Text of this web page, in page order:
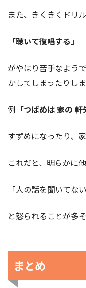
また、きくきくドリ
「聴いて復唱する」
がやはり苦手なよう
かしてしまったりしま
例 「つばめは 家の
すずめになったり、
これだと、明らかに
「人の話を聞いてな
と怒られることが多そ
まとめ